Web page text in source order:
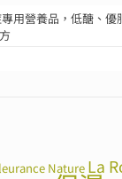
用營養品，低醣、優
Nature La